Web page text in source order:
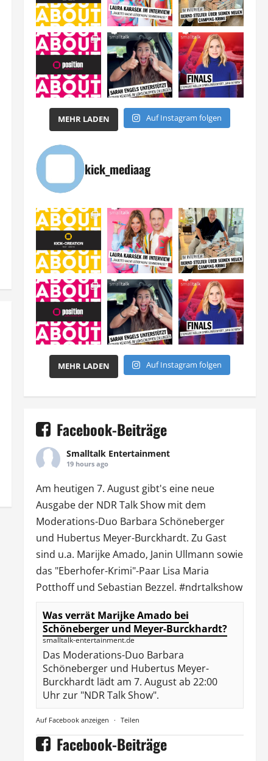
MEHR LADEN Auf Instagram folgen
kick_mediaag
MEHR LADEN Auf Instagram folgen
Facebook-Beiträge
Smalltalk Entertainment
19 hours ago
Am heutigen 7. August gibt's eine neue
Ausgabe der NDR Talk Showmit dem
Moderations-Duo Barbara Schöneberger
und Hubertus Meyer-Burckhardt. Zu Gast
sind u.a. Marijke Amado, Janin Ullmann sowie
das "Eberhofer-Krimi"-Paar Lisa Maria
Potthoff und Sebastian Bezzel. #ndrtalkshow
Was verrät Marijke Amado bei
Schöneberger und Meyer-Burckhardt?
smalltalk-entertainment.de
Das Moderations-Duo Barbara
Schöneberger und Hubertus Meyer-
Burckhardt lädt am 7. August ab 22:00
Uhr zur "NDR Talk Show".
Auf Facebook anzeigen · Teilen
Facebook-Beiträge